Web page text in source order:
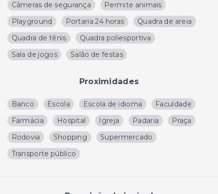
Câmeras de segurança
Permite animais
Playground
Portaria 24 horas
Quadra de areia
Quadra de tênis
Quadra poliesportiva
Sala de jogos
Salão de festas
Proximidades
Banco Escola Escola de idioma
Faculdade
Farmácia
Hospital Igreja Padaria
Praça
Rodovia
Shopping
Supermercado
Transporte público